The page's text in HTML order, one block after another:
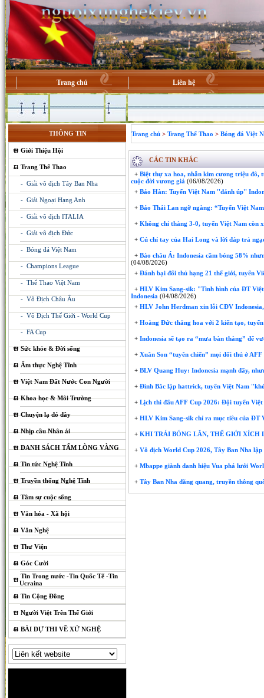
Trang chủ Liên hệ
THÔNG TIN
Giới Thiệu Hội
Trang Thể Thao
- Giải vô địch Tây Ban Nha
- Giải Ngoại Hạng Anh
- Giải vô địch ITALIA
- Giải vô địch Đức
- Bóng đá Việt Nam
- Champions League
- Thể Thao Việt Nam
- Vô Địch Châu Âu
- Vô Địch Thế Giới - World Cup
- FA Cup
Sức khỏe & Đời sống
Ẩm thực Nghệ Tĩnh
Việt Nam Đất Nước Con Người
Khoa học & Môi Trường
Chuyện lạ đó đây
Nhịp cầu Nhân ái
DANH SÁCH TẤM LÒNG VÀNG
Tin tức Nghệ Tĩnh
Truyền thống Nghệ Tĩnh
Tâm sự cuộc sống
Văn hóa - Xã hội
Văn Nghệ
Thư Viện
Góc Cười
Tin Trong nước -Tin Quốc Tế -Tin
Ucraina
Tin Cộng Đồng
Người Việt Trên Thế Giới
BÀI DỰ THI VỀ XỨ NGHỆ
Trang chủ > Trang Thể Thao > Bóng đá Việt
CÁC TIN KHÁC
+ Biệt thự xa hoa, nhẫn kim cương triệu đô,
cuộc đời vương giả (06/08/2026)
+ Báo Hàn: Tuyển Việt Nam ''đánh úp''
+ Báo Thái Lan ngỡ ngàng: “Tuyển Việt
+ Không chỉ thắng 3-0, tuyển Việt Nam còn
+ Cú chỉ tay của Hai Long và lời đáp trả
+ Báo châu Á: Indonesia cầm bóng 58%
(04/08/2026)
+ Đánh bại đối thủ hạng 21 thế giới, tuyển
+ HLV Kim Sang-sik: "Tình hình của ĐT
Indonesia (04/08/2026)
+ HLV John Herdman xin lỗi CĐV
+ Hoàng Đức thăng hoa với 2 kiến tạo,
+ Indonesia sẽ tạo ra “mưa bàn thắng” để
+ Xuân Son “tuyên chiến” mọi đối thủ ở
+ BLV Quang Huy: Indonesia mạnh đấy,
+ Đình Bắc lập hattrick, tuyển Việt Nam
+ Lịch thi đấu AFF Cup 2026: Đội tuyển
+ HLV Kim Sang-sik chỉ ra mục tiêu của ĐT
+ KHI TRÁI BÓNG LĂN, THẾ GIỚI XÍCH
+ Vô địch World Cup 2026, Tây Ban Nha
+ Mbappe giành danh hiệu Vua phá lưới
+ Tây Ban Nha đăng quang, truyền thông